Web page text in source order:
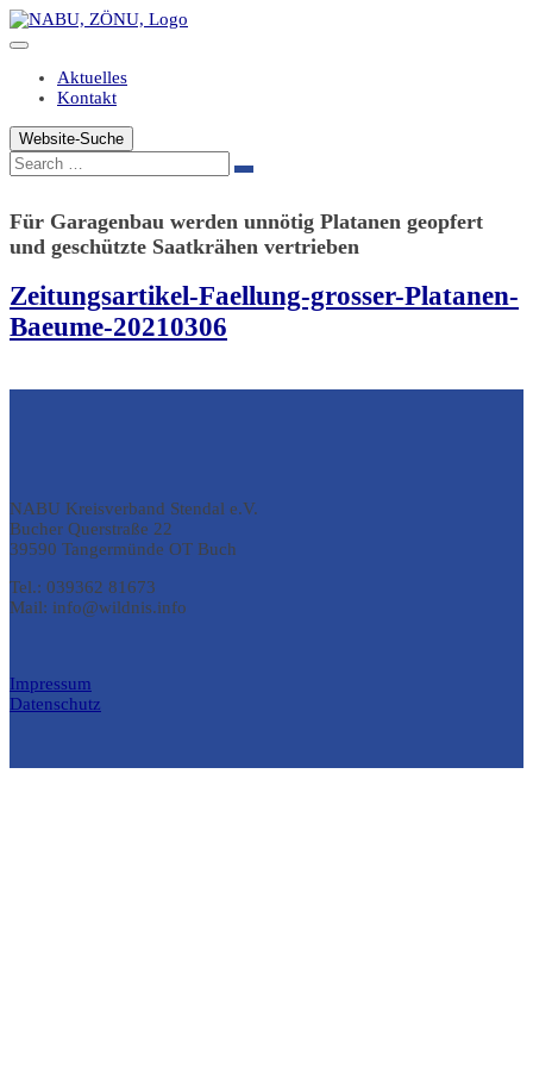
Zum
Inhalt
Aktuelles
Kontakt
Website-Suche
Search
Für Garagenbau werden unnötig Platanen geopfert
und geschützte Saatkrähen vertrieben
Zeitungsartikel-Faellung-grosser-Platanen-
Baeume-20210306
NABU Kreisverband Stendal e.V.
Bucher Querstraße 22
39590 Tangermünde OT Buch
Tel.: 039362 81673
Mail: info@wildnis.info
Impressum
Datenschutz